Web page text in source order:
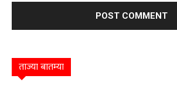
ताज्या बातम्या